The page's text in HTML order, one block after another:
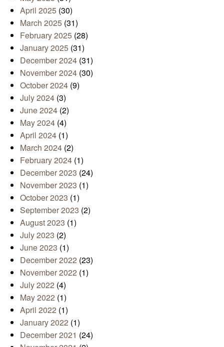
April 2025 (30)
March 2025 (31)
February 2025 (28)
January 2025 (31)
December 2024 (31)
November 2024 (30)
October 2024 (9)
July 2024 (3)
June 2024 (2)
May 2024 (4)
April 2024 (1)
March 2024 (2)
February 2024 (1)
December 2023 (24)
November 2023 (1)
October 2023 (1)
September 2023 (2)
August 2023 (1)
July 2023 (2)
June 2023 (1)
December 2022 (23)
November 2022 (1)
July 2022 (4)
May 2022 (1)
April 2022 (1)
January 2022 (1)
December 2021 (24)